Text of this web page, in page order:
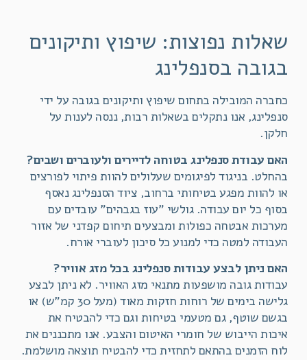
שאלות נפוצות: שיפוץ ותיקונים
בגובה בסנפלינג
כחברה המובילה בתחום שיפוץ ותיקונים בגובה על ידי
סנפלינג, אנו נתקלים בשאלות רבות, ננסה לענות על
חלקן.
האם עבודת סנפלינג בטוחה לדיירים ולעוברים ושבים?
בהחלט. בניגוד לפיגומים שעלולים להוות פיתוי לפורצים
או להוות מפגע בטיחותי ברחוב, ציוד הסנפלינג נאסף
בסוף כל יום עבודה. גולשי "עוז בגבהים" עובדים עם
מערכות אבטחה כפולות ומבצעים תיחום קפדני של אזור
העבודה למטה כדי למנוע כל סיכון לעוברי אורח.
האם ניתן לבצע עבודות סנפלינג בכל מזג אוויר?
עבודות גובה מושפעות מתנאי מזג האוויר. לא ניתן לבצע
גלישה בימים של רוחות חזקות מאוד (מעל 30 קמ"ש) או
בגשם שוטף, גם מטעמי בטיחות וגם כדי להבטיח את
איכות הייבוש של חומרי האיטום והצבע. אנו מתכננים את
לוח הזמנים בהתאם לתחזית כדי להבטיח תוצאה מושלמת.